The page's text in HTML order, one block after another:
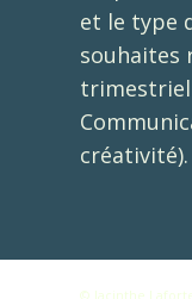
et le type
souhaites
créativité).
© Jacinthe